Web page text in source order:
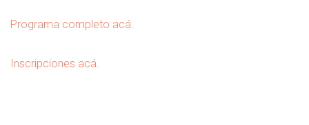
Programa completo acá.
Inscripciones acá.